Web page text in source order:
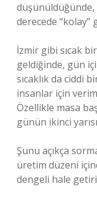
düşünüldüğünde,
derecede “kolay”
İzmir gibi sıcak
geldiğinde, gün
sıcaklık da ciddi
insanlar için
Özellikle masa
günün ikinci
Şunu açıkça
üretim düzeni
dengeli hale